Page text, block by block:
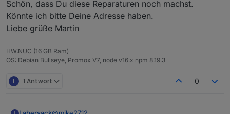
Schön, dass Du diese Reparaturen noch machst.
Könnte ich bitte Deine Adresse haben.
Liebe grüße Martin
HW:NUC (16 GB Ram)
OS: Debian Bullseye, Promox V7, node v16.x npm 8.19.3
L 1 Antwort 0